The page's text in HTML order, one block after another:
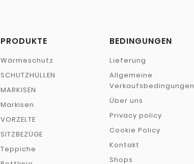
PRODUKTE
Wärmeschutz
SCHUTZHÜLLEN
MARKISEN
Markisen
VORZELTE
SITZBEZÜGE
Teppiche
BEDINGUNGEN
Lieferung
Allgemeine
Verkaufsbedingungen
Über uns
Privacy policy
Cookie Policy
Kontakt
Shops